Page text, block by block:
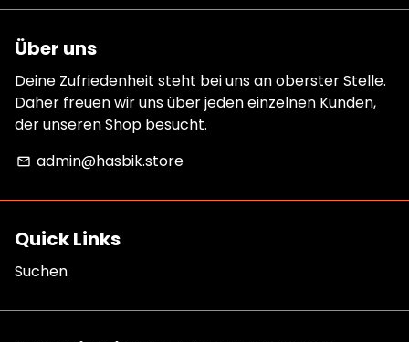
Über uns
Deine Zufriedenheit steht bei uns an oberster Stelle.
Daher freuen wir uns über jeden einzelnen Kunden,
der unseren Shop besucht.
email admin@hasbik.store
Quick Links
Suchen